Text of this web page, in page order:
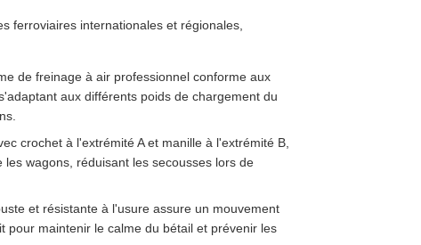
ferroviaires internationales et régionales,
de freinage à air professionnel conforme aux
aux différents poids de chargement du
crochet à l'extrémité A et manille à l'extrémité B,
wagons, réduisant les secousses lors de
et résistante à l'usure assure un mouvement
pour maintenir le calme du bétail et prévenir les